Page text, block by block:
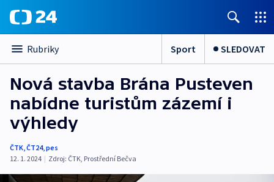
Rubriky Sport SLEDOVAT
Nová stavba Brána Pusteven
nabídne turistům zázemí i
výhledy
ČTK,ČT24,pes
12. 1. 2024 | Zdroj: ČTK, Prostřední Bečva